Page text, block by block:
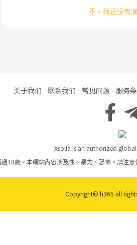
不，我还没有
关于我们 联系我们 常见问题 服务
Xsolla is an authorized
18歲。本網站內容涉及性、暴力、恐怖。請注
Copyright© h365 all